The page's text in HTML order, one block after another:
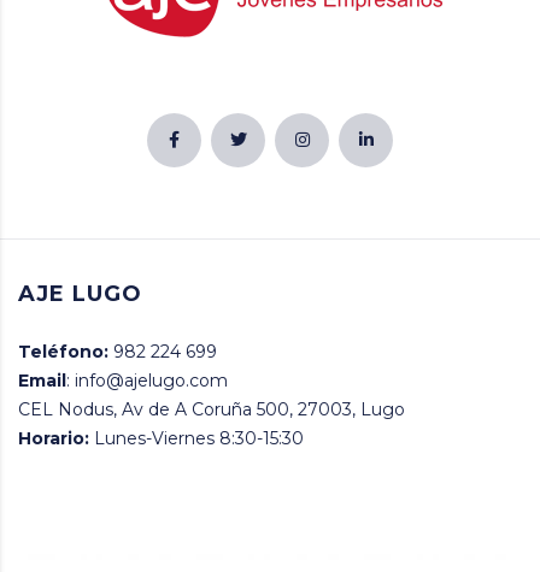
AJE LUGO
Teléfono: 982 224 699
Email : info@ajelugo.com
CEL Nodus, Av de A Coruña 500, 27003, Lugo
Horario: Lunes-Viernes 8:30-15:30